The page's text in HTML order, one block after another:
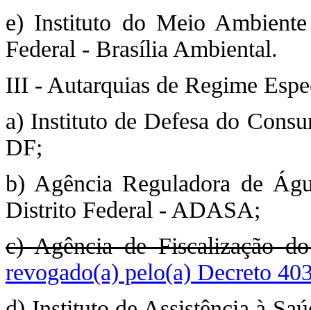
e) Instituto do Meio
Federal - Brasília Ambiental.
III - Autarquias de Regime
a) Instituto de Defesa do
DF;
b) Agência Reguladora de
Distrito Federal - ADASA;
c) Agência de Fiscalização
revogado(a) pelo(a) Decreto